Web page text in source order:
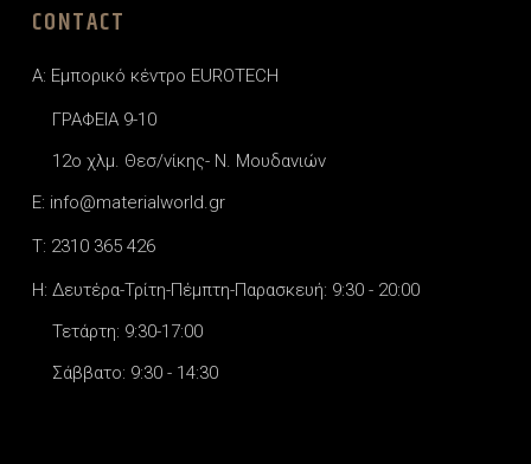
CONTACT
A: Εμπορικό κέντρο EUROTECH
ΓΡΑΦΕΙΑ 9-10
12o χλμ. Θεσ/νίκης- Ν. Μουδανιών
E: info@materialworld.gr
T: 2310 365 426
H: Δευτέρα-Τρίτη-Πέμπτη-Παρασκευή: 9:30 - 20:00
Τετάρτη: 9:30-17:00
Σάββατο: 9:30 - 14:30